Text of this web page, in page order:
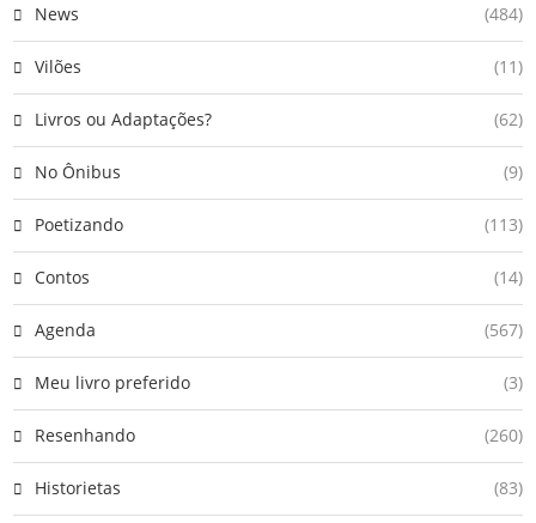
News (484)
Vilões (11)
Livros ou Adaptações? (62)
No Ônibus (9)
Poetizando (113)
Contos (14)
Agenda (567)
Meu livro preferido (3)
Resenhando (260)
Historietas (83)